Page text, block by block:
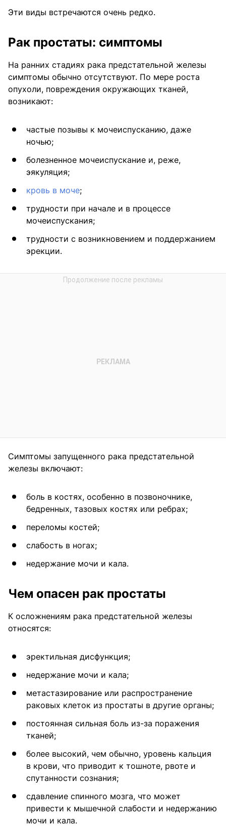
Эти виды встречаются очень редко.
Рак простаты: симптомы
На ранних стадиях рака предстательной железы
симптомы обычно отсутствуют. По мере роста
опухоли, повреждения окружающих тканей,
возникают:
частые позывы к мочеиспусканию, даже
ночью;
болезненное мочеиспускание и, реже,
эякуляция;
кровь в моче;
трудности при начале и в процессе
мочеиспускания;
трудности с возникновением и поддержанием
эрекции.
Симптомы запущенного рака предстательной
железы включают:
боль в костях, особенно в позвоночнике,
бедренных, тазовых костях или ребрах;
переломы костей;
слабость в ногах;
недержание мочи и кала.
Чем опасен рак простаты
К осложнениям рака предстательной железы
относятся:
эректильная дисфункция;
недержание мочи и кала;
метастазирование или распространение
раковых клеток из простаты в другие органы;
постоянная сильная боль из-за поражения
тканей;
более высокий, чем обычно, уровень кальция
в крови, что приводит к тошноте, рвоте и
спутанности сознания;
сдавление спинного мозга, что может
привести к мышечной слабости и недержанию
мочи и кала.